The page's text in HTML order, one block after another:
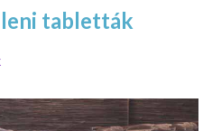
tabletták